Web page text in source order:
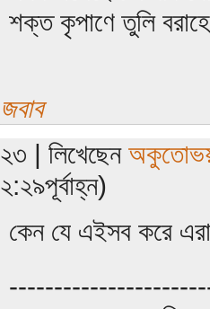
শক্ত কৃপাণে তুলি
জবাব
২৩ | লিখেছেন অকুতোভয়
২:২৯পূর্বাহ্ন)
কেন যে এইসব করে